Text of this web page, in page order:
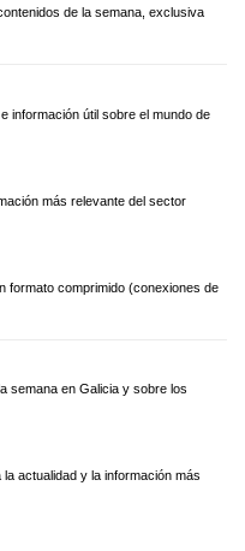
de la semana, exclusiva
información útil sobre el mundo de
más relevante del sector
formato comprimido (conexiones de
semana en Galicia y sobre los
actualidad y la información más